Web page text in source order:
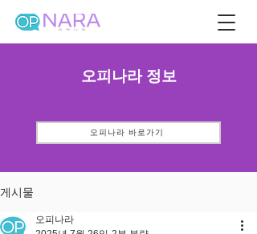
오피나라 정보
오피나라 바로가기
게시물
오피나라